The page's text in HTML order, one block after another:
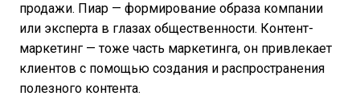
продажи. Пиар — формирование образа компании
или эксперта в глазах общественности. Контент-
маркетинг — тоже часть маркетинга, он привлекает
клиентов с помощью создания и распространения
полезного контента.